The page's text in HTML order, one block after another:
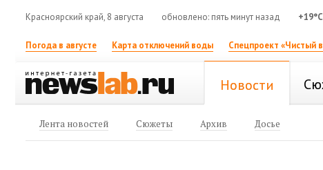
Красноярский край, 8 августа обновлено: пять минут назад +19°C
Погода в августе Карта отключений воды Спецпроект «Чистый
Новости
Лента новостей Сюжеты Архив Досье